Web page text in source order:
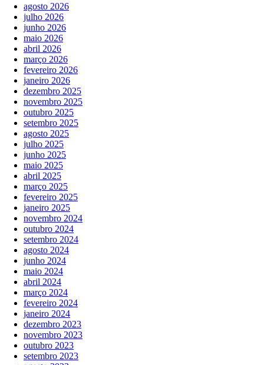
agosto 2026
julho 2026
junho 2026
maio 2026
abril 2026
março 2026
fevereiro 2026
janeiro 2026
dezembro 2025
novembro 2025
outubro 2025
setembro 2025
agosto 2025
julho 2025
junho 2025
maio 2025
abril 2025
março 2025
fevereiro 2025
janeiro 2025
novembro 2024
outubro 2024
setembro 2024
agosto 2024
junho 2024
maio 2024
abril 2024
março 2024
fevereiro 2024
janeiro 2024
dezembro 2023
novembro 2023
outubro 2023
setembro 2023